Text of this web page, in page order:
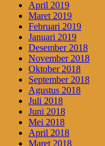
April 2019
Maret 2019
Februari 2019
Januari 2019
Desember 2018
November 2018
Oktober 2018
September 2018
Agustus 2018
Juli 2018
Juni 2018
Mei 2018
April 2018
Maret 2018